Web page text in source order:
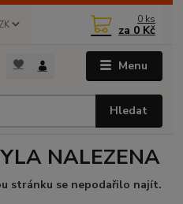
Menu
Hledat
0 ks
za 0 Kč
NALEZENA
stránku se nepodařilo najít.